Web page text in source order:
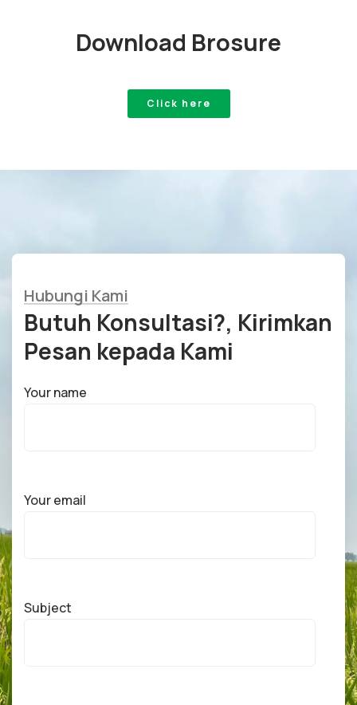
Download Brosure
Click here
Hubungi Kami
Butuh Konsultasi?, Kirimkan
Pesan kepada Kami
Your name
Your email
Subject